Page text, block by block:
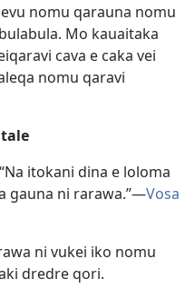
nomu qarauna nomu
Mo kauaitaka
cava e caka vei
nomu qaravi
“Na itokani dina e loloma
gauna ni rarawa.”—Vosa
ni vukei iko nomu
dredre qori.